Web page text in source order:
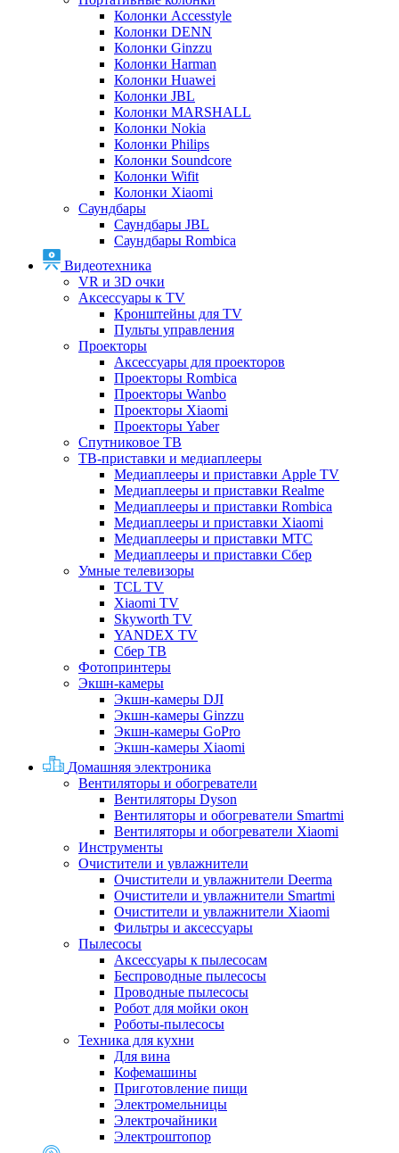
Колонки Accesstyle
Колонки DENN
Колонки Ginzzu
Колонки Harman
Колонки Huawei
Колонки JBL
Колонки MARSHALL
Колонки Nokia
Колонки Philips
Колонки Soundcore
Колонки Wifit
Колонки Xiaomi
Саундбары
Саундбары JBL
Саундбары Rombica
Видеотехника
VR и 3D очки
Аксессуары к TV
Кронштейны для TV
Пульты управления
Проекторы
Аксессуары для проекторов
Проекторы Rombica
Проекторы Wanbo
Проекторы Xiaomi
Проекторы Yaber
Спутниковое ТВ
ТВ-приставки и медиаплееры
Медиаплееры и приставки Apple TV
Медиаплееры и приставки Realme
Медиаплееры и приставки Rombica
Медиаплееры и приставки Xiaomi
Медиаплееры и приставки МТС
Медиаплееры и приставки Сбер
Умные телевизоры
TCL TV
Xiaomi TV
Skyworth TV
YANDEX TV
Сбер ТВ
Фотопринтеры
Экшн-камеры
Экшн-камеры DJI
Экшн-камеры Ginzzu
Экшн-камеры GoPro
Экшн-камеры Xiaomi
Домашняя электроника
Вентиляторы и обогреватели
Вентиляторы Dyson
Вентиляторы и обогреватели Smartmi
Вентиляторы и обогреватели Xiaomi
Инструменты
Очистители и увлажнители
Очистители и увлажнители Deerma
Очистители и увлажнители Smartmi
Очистители и увлажнители Xiaomi
Фильтры и аксессуары
Пылесосы
Аксессуары к пылесосам
Беспроводные пылесосы
Проводные пылесосы
Робот для мойки окон
Роботы-пылесосы
Техника для кухни
Для вина
Кофемашины
Приготовление пищи
Электромельницы
Электрочайники
Электроштопор